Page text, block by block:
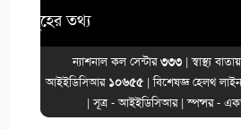
তথ্য
ন্যাশনাল কল সেন্টার৩৩৩ | স্বাস্থ্য
আইইডিসিআর ১০৬৫৫| বিশেষজ্ঞ হেলথ
| সূত্র -আইইডিসিআর| স্পন্সর -